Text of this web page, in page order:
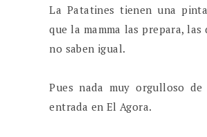
La Patatines tienen una
que la mamma las prepara, las
no saben igual.
Pues nada muy orgulloso
entrada en El Agora.